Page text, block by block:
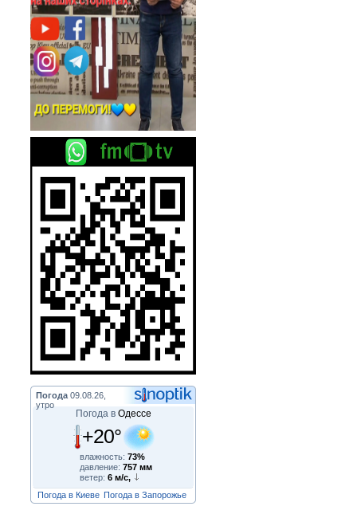
Погода 09.08.26,
утро
Погода в Одессе
+20°
влажность: 73%
давление: 757 мм
ветер: 6 м/с,
Погода в Киеве Погода в Запорожье